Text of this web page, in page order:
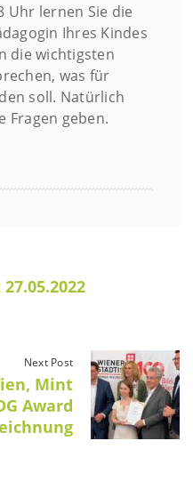
Uhr lernen Sie die
Ihres Kindes
die wichtigsten
was für
soll. Natürlich
Fragen geben.
Next Post
Mint
Award